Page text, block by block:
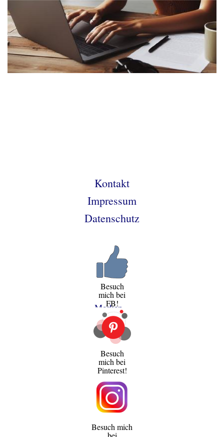
Kontakt
Impressum
Datenschutz
Besuch
mich bei
FB!
Merken
Besuch
mich bei
Pinterest!
Besuch mich